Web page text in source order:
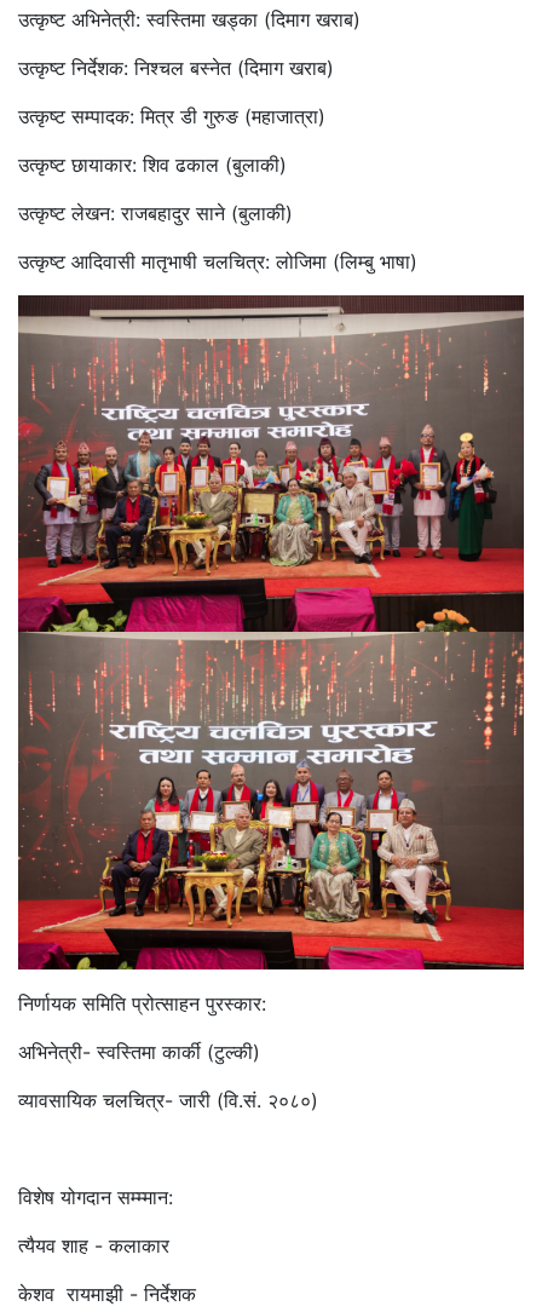
उत्कृष्ट अभिनेत्री: स्वस्तिमा खड्का (दिमाग खराब)
उत्कृष्ट निर्देशक: निश्चल बस्नेत (दिमाग खराब)
उत्कृष्ट सम्पादक: मित्र डी गुरुङ (महाजात्रा)
उत्कृष्ट छायाकार: शिव ढकाल (बुलाकी)
उत्कृष्ट लेखन: राजबहादुर साने (बुलाकी)
उत्कृष्ट आदिवासी मातृभाषी चलचित्र: लोजिमा (लिम्बु भाषा)
निर्णायक समिति प्रोत्साहन पुरस्कार:
अभिनेत्री- स्वस्तिमा कार्की (टुल्की)
व्यावसायिक चलचित्र- जारी (वि.सं. २०८०)
विशेष योगदान सम्म्मान:
त्यैयव शाह - कलाकार
केशव रायमाझी - निर्देशक